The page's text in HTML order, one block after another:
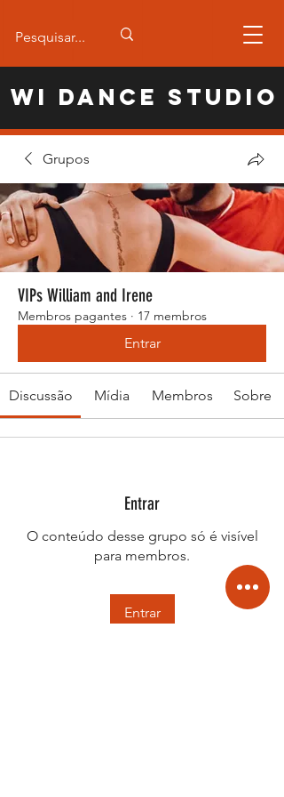
WI Dance Studio
Grupos
VIPs William and Irene
Membros pagantes · 17 membros
Entrar
Discussão Mídia Membros Sobre
Entrar
O conteúdo desse grupo só é visível
para membros.
Entrar